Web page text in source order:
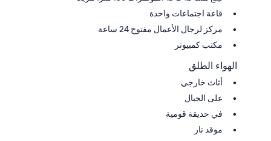
قاعة اجتماعات واحدة
مركز لرجال الأعمال مفتوح 24 ساعة
مكتب كمبيوتر
الهواء الطلق
أثاث خارجي
على الجبال
في حديقة قومية
موقد نار